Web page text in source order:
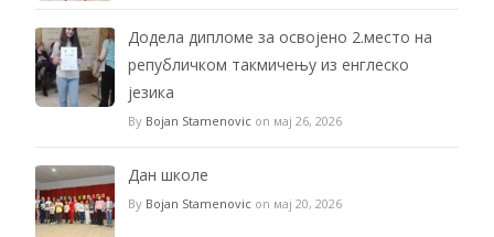
Додела дипломе за освојено 2.место на
републичком такмичењу из енглеско
језика
By Bojan Stamenovic on мај 26, 2026
Дан школе
By Bojan Stamenovic on мај 20, 2026